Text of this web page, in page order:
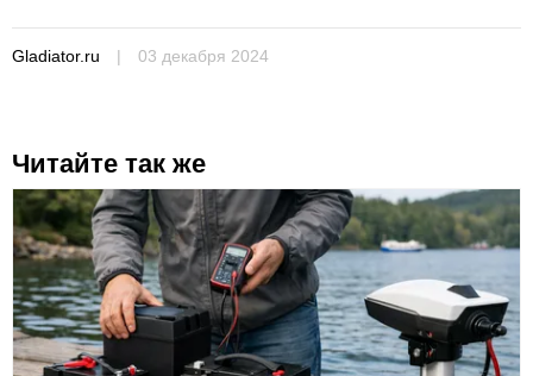
Gladiator.ru | 03 декабря 2024
Читайте так же